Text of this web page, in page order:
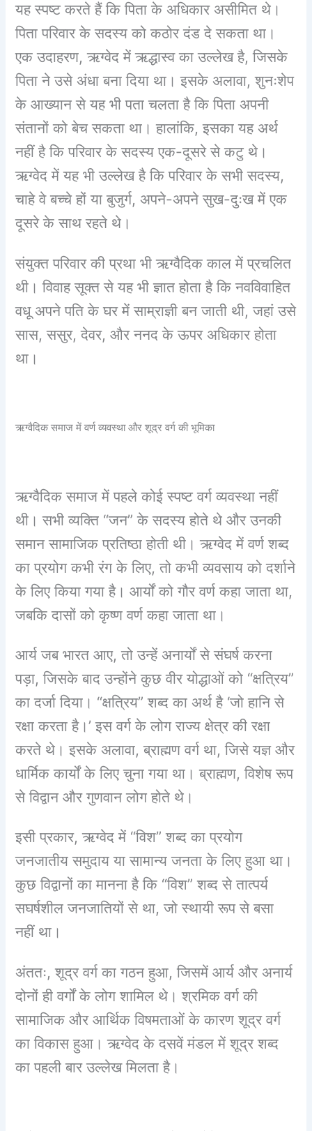
यह स्पष्ट करते हैं कि पिता के अधिकार असीमित थे।
पिता परिवार के सदस्य को कठोर दंड दे सकता था।
एक उदाहरण, ऋग्वेद में ऋद्धास्व का उल्लेख है, जिसके
पिता ने उसे अंधा बना दिया था। इसके अलावा, शुनःशेप
के आख्यान से यह भी पता चलता है कि पिता अपनी
संतानों को बेच सकता था। हालांकि, इसका यह अर्थ
नहीं है कि परिवार के सदस्य एक-दूसरे से कटु थे।
ऋग्वेद में यह भी उल्लेख है कि परिवार के सभी सदस्य,
चाहे वे बच्चे हों या बुजुर्ग, अपने-अपने सुख-दुःख में एक
दूसरे के साथ रहते थे।
संयुक्त परिवार की प्रथा भी ऋग्वैदिक काल में प्रचलित
थी। विवाह सूक्त से यह भी ज्ञात होता है कि नवविवाहित
वधू अपने पति के घर में साम्राज्ञी बन जाती थी, जहां उसे
सास, ससुर, देवर, और ननद के ऊपर अधिकार होता
था।
ऋग्वैदिक समाज में वर्ण व्यवस्था और शूद्र वर्ग की भूमिका
ऋग्वैदिक समाज में पहले कोई स्पष्ट वर्ग व्यवस्था नहीं
थी। सभी व्यक्ति “जन” के सदस्य होते थे और उनकी
समान सामाजिक प्रतिष्ठा होती थी। ऋग्वेद में वर्ण शब्द
का प्रयोग कभी रंग के लिए, तो कभी व्यवसाय को दर्शाने
के लिए किया गया है। आर्यों को गौर वर्ण कहा जाता था,
जबकि दासों को कृष्ण वर्ण कहा जाता था।
आर्य जब भारत आए, तो उन्हें अनार्यों से संघर्ष करना
पड़ा, जिसके बाद उन्होंने कुछ वीर योद्धाओं को “क्षत्रिय”
का दर्जा दिया। “क्षत्रिय” शब्द का अर्थ है ‘जो हानि से
रक्षा करता है।’ इस वर्ग के लोग राज्य क्षेत्र की रक्षा
करते थे। इसके अलावा, ब्राह्मण वर्ग था, जिसे यज्ञ और
धार्मिक कार्यों के लिए चुना गया था। ब्राह्मण, विशेष रूप
से विद्वान और गुणवान लोग होते थे।
इसी प्रकार, ऋग्वेद में “विश” शब्द का प्रयोग
जनजातीय समुदाय या सामान्य जनता के लिए हुआ था।
कुछ विद्वानों का मानना है कि “विश” शब्द से तात्पर्य
सघर्षशील जनजातियों से था, जो स्थायी रूप से बसा
नहीं था।
अंततः, शूद्र वर्ग का गठन हुआ, जिसमें आर्य और अनार्य
दोनों ही वर्गों के लोग शामिल थे। श्रमिक वर्ग की
सामाजिक और आर्थिक विषमताओं के कारण शूद्र वर्ग
का विकास हुआ। ऋग्वेद के दसवें मंडल में शूद्र शब्द
का पहली बार उल्लेख मिलता है।